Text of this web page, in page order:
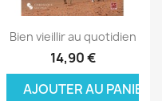
Aperçu rapide
Bien vieillir au quotidien
14,90 €
AJOUTER AU PANIER